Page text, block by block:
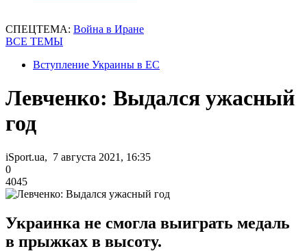
СПЕЦТЕМА: Война в Иране
ВСЕ ТЕМЫ
Вступление Украины в ЕС
Левченко: Выдался ужасный
год
iSport.ua, 7 августа 2021, 16:35
0
4045
Украинка не смогла выиграть медаль
в прыжках в высоту.